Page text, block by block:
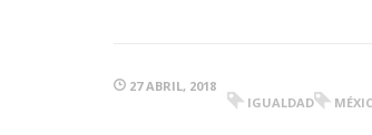
27 ABRIL, 2018
IGUALDAD